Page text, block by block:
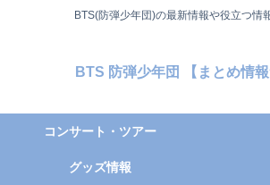
BTS(防弾少年団)の最新情報や役立つ情
BTS 防弾少年団 【まとめ情報
コンサート・ツアー
グッズ情報